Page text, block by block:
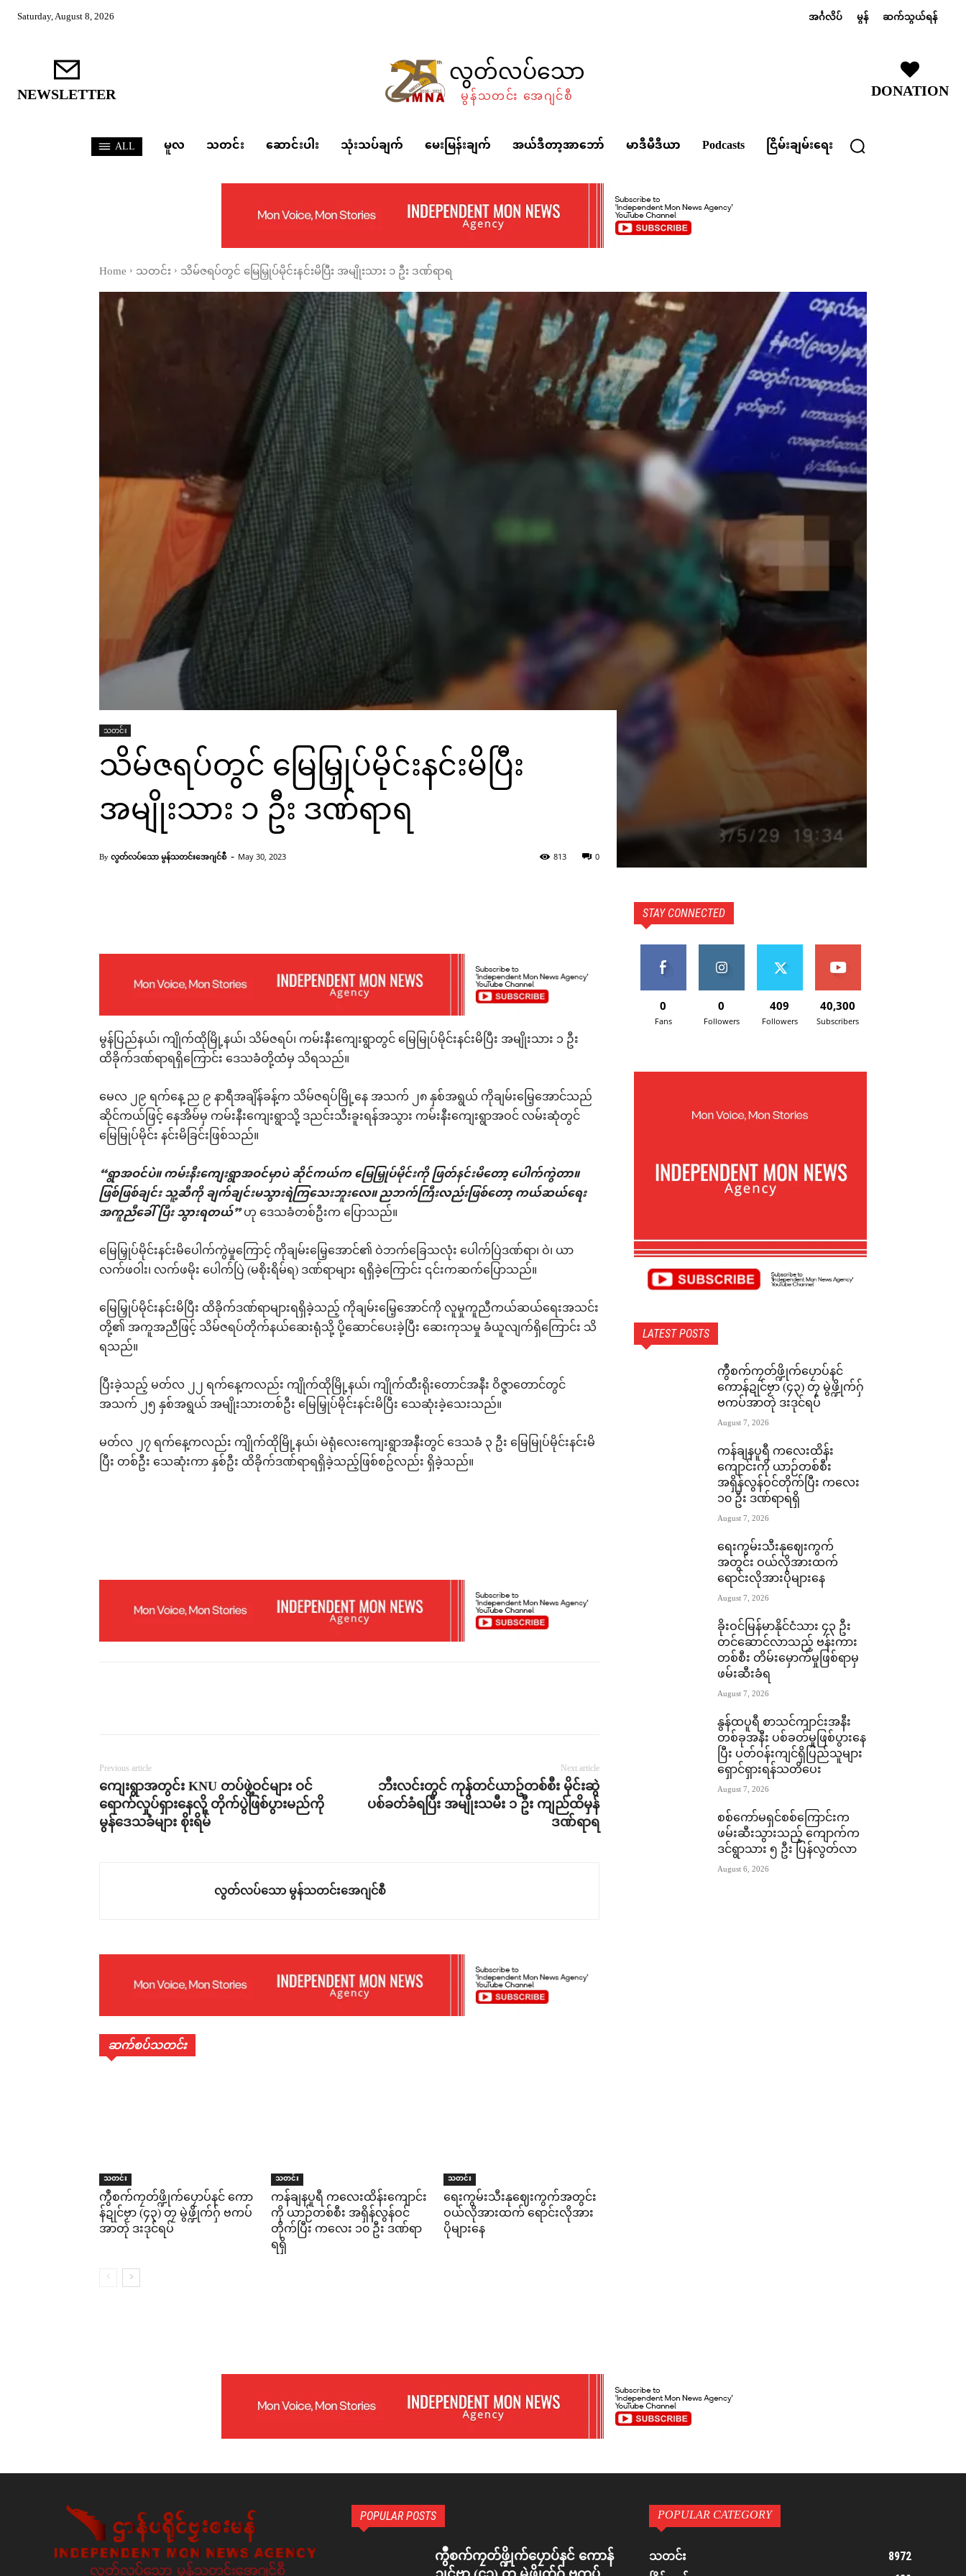
Saturday, August 8, 2026 အင်္ဂလိပ် မွန် ဆက်သွယ်ရန်
NEWSLETTER လွတ်လပ်သော
မွန်သတင်း အေဂျင်စီ DONATION
ALL မူလ သတင်း ဆောင်းပါး သုံးသပ်ချက် မေးမြန်းချက် အယ်ဒီတာ့အာဘော် မာဒီမီဒီယာ Podcasts ငြိမ်းချမ်းရေး
Home သတင်း သိမ်ဇရပ်တွင် မြေမြှုပ်မိုင်းနင်းမိပြီး အမျိုးသား ၁ ဦး ဒဏ်ရာရ
သတင်း
သိမ်ဇရပ်တွင် မြေမြှုပ်မိုင်းနင်းမိပြီး
အမျိုးသား ၁ ဦး ဒဏ်ရာရ
By လွတ်လပ်သော မွန်သတင်းအေဂျင်စီ - May 30, 2023 0
813
မွန်ပြည်နယ်၊ ကျိုက်ထိုမြို့နယ်၊ သိမ်ဇရပ်၊ ကမ်းနီးကျေးရွာတွင် မြေမြုပ်မိုင်းနင်းမိပြီး အမျိုးသား ၁ ဦး
ထိခိုက်ဒဏ်ရာရရှိကြောင်း ဒေသခံတို့ထံမှ သိရသည်။
မေလ ၂၉ ရက်နေ့ ည ၉ နာရီအချိန်ခန့်က သိမ်ဇရပ်မြို့နေ အသက် ၂၈ နှစ်အရွယ် ကိုချမ်းမြေ့အောင်သည်
ဆိုင်ကယ်ဖြင့် နေအိမ်မှ ကမ်းနီးကျေးရွာသို့ ဒညင်းသီးခူးရန်အသွား ကမ်းနီးကျေးရွာအဝင် လမ်းဆုံတွင်
မြေမြုပ်မိုင်း နင်းမိခြင်းဖြစ်သည်။
“ရွာအဝင်ပဲ။ ကမ်းနီးကျေးရွာအဝင်မှာပဲ ဆိုင်ကယ်က မြေမြှုပ်မိုင်းကို ဖြတ်နင်းမိတော့ ပေါက်ကွဲတာ။
ဖြစ်ဖြစ်ချင်း သူ့ဆီကို ချက်ချင်းမသွားရဲကြသေးဘူးလေ။ ညဘက်ကြီးလည်းဖြစ်တော့ ကယ်ဆယ်ရေး
အကူညီခေါ်ပြီး သွားရတယ်”ဟု ဒေသခံတစ်ဦးက ပြောသည်။
မြေမြှုပ်မိုင်းနင်းမိပေါက်ကွဲမှုကြောင့် ကိုချမ်းမြေ့အောင်၏ ဝဲဘက်ခြေသလုံး ပေါက်ပြဲဒဏ်ရာ၊ ဝဲ၊ ယာ
လက်ဖဝါး၊ လက်ဖမိုး ပေါက်ပြဲ (မစိုးရိမ်ရ) ဒဏ်ရာများ ရရှိခဲ့ကြောင်း ၎င်းကဆက်ပြောသည်။
မြေမြှုပ်မိုင်းနင်းမိပြီး ထိခိုက်ဒဏ်ရာများရရှိခဲ့သည့် ကိုချမ်းမြေ့အောင်ကို လူမှုကူညီကယ်ဆယ်ရေးအသင်း
တို့၏ အကူအညီဖြင့် သိမ်ဇရပ်တိုက်နယ်ဆေးရုံသို့ ပို့ဆောင်ပေးခဲ့ပြီး ဆေးကုသမှု ခံယူလျက်ရှိကြောင်း သိ
ရသည်။
ပြီးခဲ့သည့် မတ်လ ၂၂ ရက်နေ့ကလည်း ကျိုက်ထိုမြို့နယ်၊ ကျိုက်ထီးရိုးတောင်အနီး ဝိဇ္ဇာတောင်တွင်
အသက် ၂၅ နှစ်အရွယ် အမျိုးသားတစ်ဦး မြေမြှုပ်မိုင်းနင်းမိပြီး သေဆုံးခဲ့သေးသည်။
မတ်လ ၂၇ ရက်နေ့ကလည်း ကျိုက်ထိုမြို့နယ်၊ မဲရုံလေးကျေးရွာအနီးတွင် ဒေသခံ ၃ ဦး မြေမြုပ်မိုင်းနင်းမိ
ပြီး တစ်ဦး သေဆုံးကာ နှစ်ဦး ထိခိုက်ဒဏ်ရာရရှိခဲ့သည့်ဖြစ်စဥ်လည်း ရှိခဲ့သည်။
Previous article
ကျေးရွာအတွင်း KNU တပ်ဖွဲ့ဝင်များ ဝင်
ရောက်လှုပ်ရှားနေလို့ တိုက်ပွဲဖြစ်ပွားမည်ကို
မွန်ဒေသခံများ စိုးရိမ်
Next article
ဘီးလင်းတွင် ကုန်တင်ယာဥ်တစ်စီး မိုင်းဆွဲ
ပစ်ခတ်ခံရပြီး အမျိုးသမီး ၁ ဦး ကျည်ထိမှန်
ဒဏ်ရာရ
လွတ်လပ်သော မွန်သတင်းအေဂျင်စီ
ဆက်စပ်သတင်း
သတင်း
ကွဳစက်ကၠတ်ဖ္ဍိုက်ပၠောပ်နင် ကော
န်ဍုင်ဗၟာ (၄၃) တၠ မွဲဖ္ဍိုက်ဂှ် ဗကပ်
အာတုဲ ဒးဒုင်ရပ်
သတင်း
ကန်ချနပူရီ ကလေးထိန်းကျောင်း
ကို ယာဉ်တစ်စီး အရှိန်လွန်ဝင်
တိုက်ပြီး ကလေး ၁၀ ဦး ဒဏ်ရာ
ရရှိ
သတင်း
ရေးကွမ်းသီးနုဈေးကွက်အတွင်း
ဝယ်လိုအားထက် ရောင်းလိုအား
ပိုများနေ
STAY CONNECTED
0
Fans
0
Followers
409
Followers
40,300
Subscribers
LATEST POSTS
ကွဳစက်ကၠတ်ဖ္ဍိုက်ပၠောပ်နင်
ကောန်ဍုင်ဗၟာ (၄၃) တၠ မွဲဖ္ဍိုက်ဂှ်
ဗကပ်အာတုဲ ဒးဒုင်ရပ်
August 7, 2026
ကန်ချနပူရီ ကလေးထိန်း
ကျောင်းကို ယာဉ်တစ်စီး
အရှိန်လွန်ဝင်တိုက်ပြီး ကလေး
၁၀ ဦး ဒဏ်ရာရရှိ
August 7, 2026
ရေးကွမ်းသီးနုဈေးကွက်
အတွင်း ဝယ်လိုအားထက်
ရောင်းလိုအားပိုများနေ
August 7, 2026
ခိုးဝင်မြန်မာနိုင်ငံသား ၄၃ ဦး
တင်ဆောင်လာသည့် ဗန်းကား
တစ်စီး တိမ်းမှောက်မှုဖြစ်ရာမှ
ဖမ်းဆီးခံရ
August 7, 2026
နွန်ထပူရီ စာသင်ကျာင်းအနီး
တစ်ခုအနီး ပစ်ခတ်မှုဖြစ်ပွားနေ
ပြီး ပတ်ဝန်းကျင်ရှိပြည်သူများ
ရှောင်ရှားရန်သတိပေး
August 7, 2026
စစ်ကော်မရှင်စစ်ကြောင်းက
ဖမ်းဆီးသွားသည့် ကျောက်က
ဒင်ရွာသား ၅ ဦး ပြန်လွတ်လာ
August 6, 2026
POPULAR POSTS
ကွဳစက်ကၠတ်ဖ္ဍိုက်ပၠောပ်နင် ကောန်
POPULAR CATEGORY
သတင်း 8972